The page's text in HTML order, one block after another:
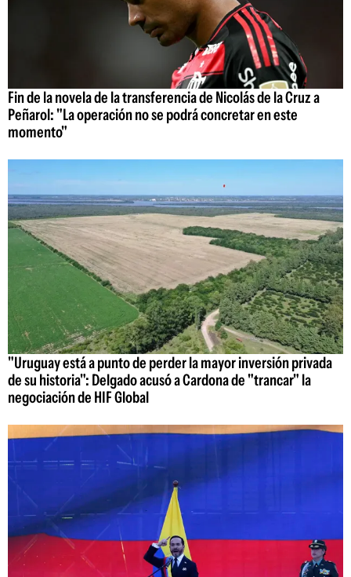
Fin de la novela de la transferencia de Nicolás de la Cruz a
Peñarol: "La operación no se podrá concretar en este
momento"
"Uruguay está a punto de perder la mayor inversión privada
de su historia": Delgado acusó a Cardona de "trancar" la
negociación de HIF Global